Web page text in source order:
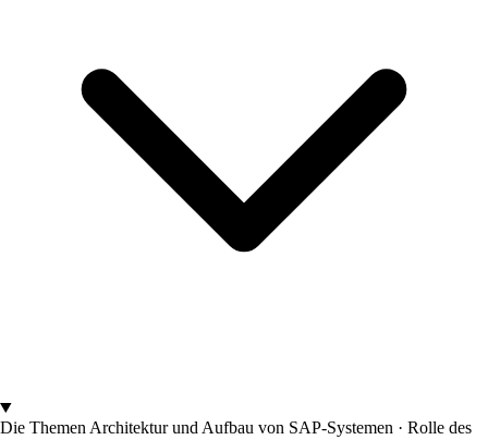
Die Themen Architektur und Aufbau von SAP-Systemen · Rolle des